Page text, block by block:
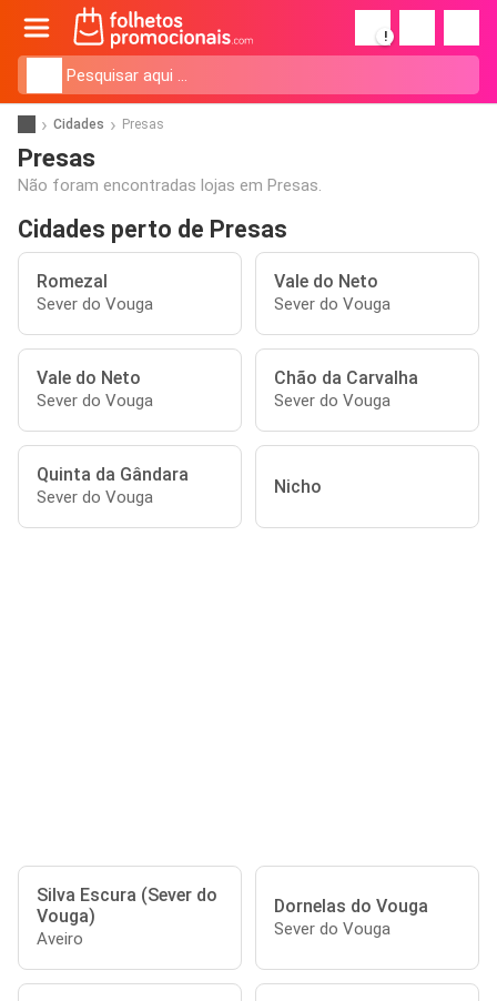
!
Cidades Presas
Presas
Não foram encontradas lojas em Presas.
Cidades perto de Presas
Romezal
Sever do Vouga
Vale do Neto
Sever do Vouga
Vale do Neto
Sever do Vouga
Chão da Carvalha
Sever do Vouga
Quinta da Gândara
Sever do Vouga Nicho
Silva Escura (Sever do
Vouga)
Aveiro
Dornelas do Vouga
Sever do Vouga